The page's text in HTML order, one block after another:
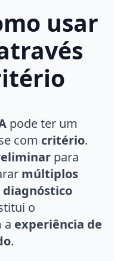
usar
pode ter um
com critério.
para
múltiplos
diagnóstico
o
a experiência de
.